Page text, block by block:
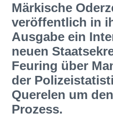
Märkische
veröffentlich in
Ausgabe ein
neuen
Feuring über
der
Querelen um
Prozess.